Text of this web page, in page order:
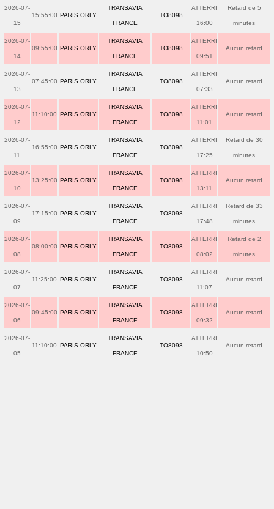
2026-07-
15
15:55:00 PARIS ORLY
TRANSAVIA
FRANCE
TO8098
ATTERRI
16:00
Retard de 5
minutes
2026-07-
14
09:55:00 PARIS ORLY
TRANSAVIA
FRANCE
TO8098
ATTERRI
09:51
Aucun retard
2026-07-
13
07:45:00 PARIS ORLY
TRANSAVIA
FRANCE
TO8098
ATTERRI
07:33
Aucun retard
2026-07-
12
11:10:00 PARIS ORLY
TRANSAVIA
FRANCE
TO8098
ATTERRI
11:01
Aucun retard
2026-07-
11
16:55:00 PARIS ORLY
TRANSAVIA
FRANCE
TO8098
ATTERRI
17:25
Retard de 30
minutes
2026-07-
10
13:25:00 PARIS ORLY
TRANSAVIA
FRANCE
TO8098
ATTERRI
13:11
Aucun retard
2026-07-
09
17:15:00 PARIS ORLY
TRANSAVIA
FRANCE
TO8098
ATTERRI
17:48
Retard de 33
minutes
2026-07-
08
08:00:00 PARIS ORLY
TRANSAVIA
FRANCE
TO8098
ATTERRI
08:02
Retard de 2
minutes
2026-07-
07
11:25:00 PARIS ORLY
TRANSAVIA
FRANCE
TO8098
ATTERRI
11:07
Aucun retard
2026-07-
06
09:45:00 PARIS ORLY
TRANSAVIA
FRANCE
TO8098
ATTERRI
09:32
Aucun retard
2026-07-
05
11:10:00 PARIS ORLY
TRANSAVIA
FRANCE
TO8098
ATTERRI
10:50
Aucun retard